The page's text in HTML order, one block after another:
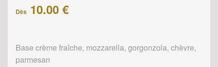
Dès 10.00 €
Base crème fraîche, mozzarella, gorgonzola, chèvre,
parmesan